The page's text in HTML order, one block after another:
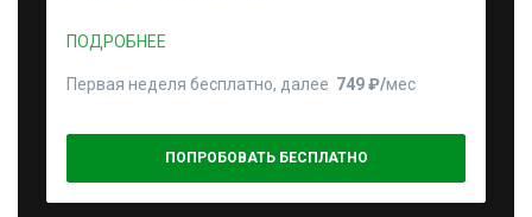
ПОДРОБНЕЕ
Первая неделя бесплатно, далее 749 ₽⁠/⁠мес
ПОПРОБОВАТЬ БЕСПЛАТНО